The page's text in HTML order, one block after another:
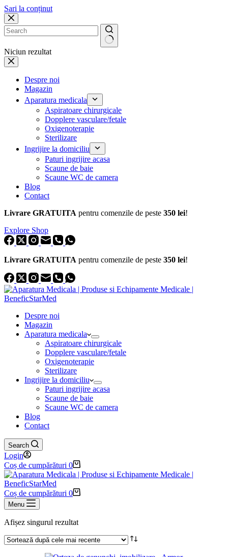
Sari la conținut
Niciun rezultat
Despre noi
Magazin
Aparatura medicala
Aspiratoare chirurgicale
Dopplere vasculare/fetale
Oxigenoterapie
Sterilizare
Ingrijire la domiciliu
Paturi ingrijire acasa
Scaune de baie
Scaune WC de camera
Blog
Contact
Livrare GRATUITA pentru comenzile de peste 350 lei!
Explore Shop
Livrare GRATUITA pentru comenzile de peste 350 lei!
Despre noi
Magazin
Aparatura medicala
Aspiratoare chirurgicale
Dopplere vasculare/fetale
Oxigenoterapie
Sterilizare
Ingrijire la domiciliu
Paturi ingrijire acasa
Scaune de baie
Scaune WC de camera
Blog
Contact
Search
Login
Coș de cumpărături 0
Coș de cumpărături 0
Menu
Afișez singurul rezultat